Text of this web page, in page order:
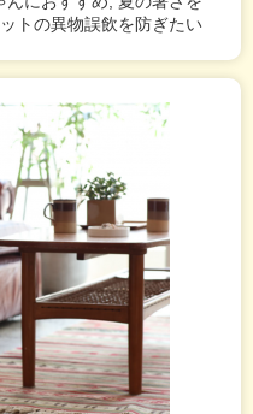
トの異物誤飲を防ぎたい